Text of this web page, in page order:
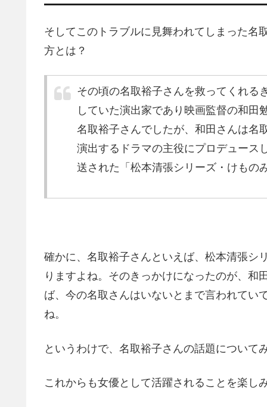
そしてこのトラブルに見舞われてしまった名
方とは？
その頃の名取裕子さんを救ってくれる
していた演出家であり映画監督の和田
名取裕子さんでしたが、和田さんは名
演出するドラマの主役にプロデュース
送された「松本清張シリーズ・けもの
確かに、名取裕子さんといえば、松本清張シ
りますよね。そのきっかけになったのが、
ば、今の名取さんはいないとまで言われてい
ね。
というわけで、名取裕子さんの話題について
これからも女優として活躍されることを楽し